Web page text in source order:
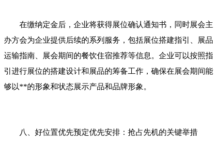
在缴纳定金后，企业将获得展位确认通知书，同时展会主
办方会为企业提供后续的系列服务，包括展位搭建指引、展品
运输指南、展会期间的餐饮住宿推荐等信息。企业可以按照指
引进行展位的搭建设计和展品的筹备工作，确保在展会期间能
够以**的形象和状态展示产品和品牌形象。
八、好位置优先预定优先安排：抢占先机的关键举措